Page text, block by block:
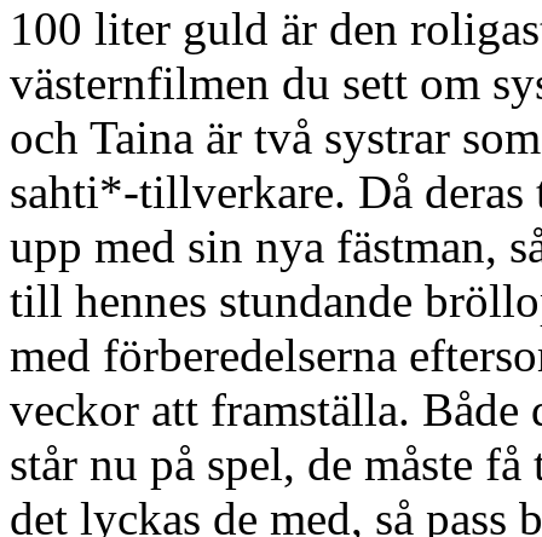
100 liter guld är den
västernfilmen du sett om
och Taina är två systrar
sahti*-tillverkare. Då deras
upp med sin nya fästman,
till hennes stundande
med förberedelserna
veckor att framställa.
står nu på spel, de måste
det lyckas de med, så pass